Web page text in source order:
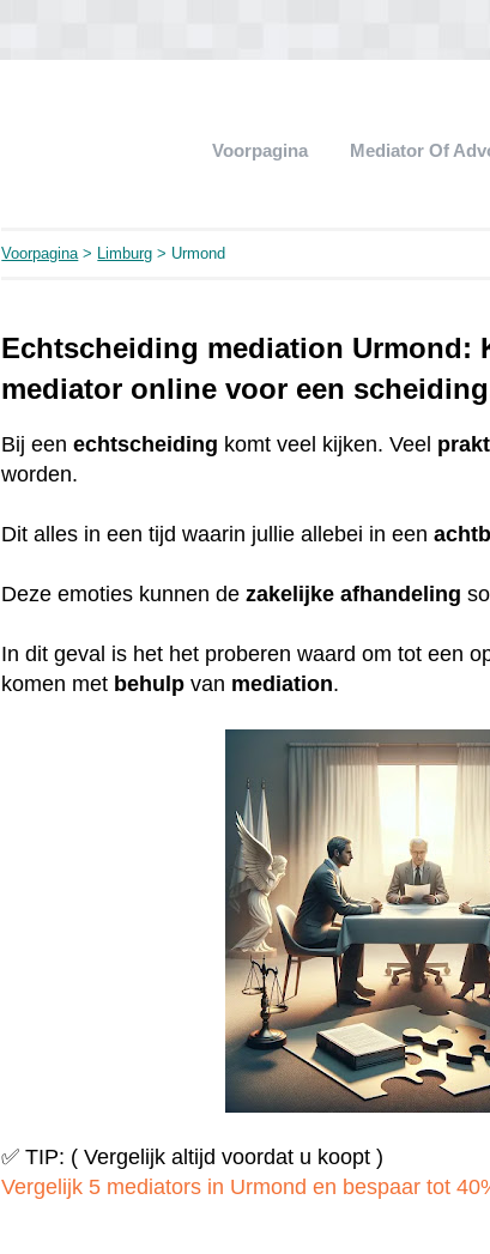
Voorpagina Mediator Of
Voorpagina> Limburg > Urmond
Echtscheiding mediation Urmond:
mediator online voor een
Bij eenechtscheiding komt veel kijken. Veel
worden.
Dit alles in een tijd waarin jullie allebei in een
Deze emoties kunnen dezakelijke afhandeling
In dit geval is het het proberen waard om tot een
komen met behulp van mediation.
✅ TIP: ( Vergelijk altijd voordat u koopt )
Vergelijk 5 mediators in Urmond en bespaar tot